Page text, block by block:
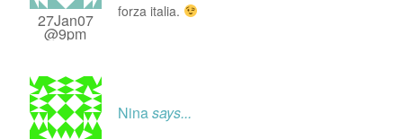
27Jan07
@9pm
forza italia.
Ninasays...